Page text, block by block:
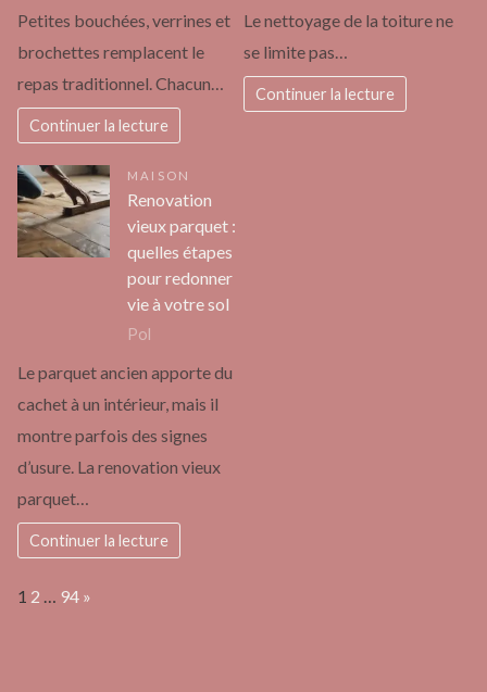
Petites bouchées, verrines et
brochettes remplacent le
repas traditionnel. Chacun…
Continuer la lecture
Le nettoyage de la toiture ne
se limite pas…
Continuer la lecture
MAISON
Renovation
vieux parquet :
quelles étapes
pour redonner
vie à votre sol
Pol
Le parquet ancien apporte du
cachet à un intérieur, mais il
montre parfois des signes
d’usure. La renovation vieux
parquet…
Continuer la lecture
Page:
1 2 … 94 Next
»